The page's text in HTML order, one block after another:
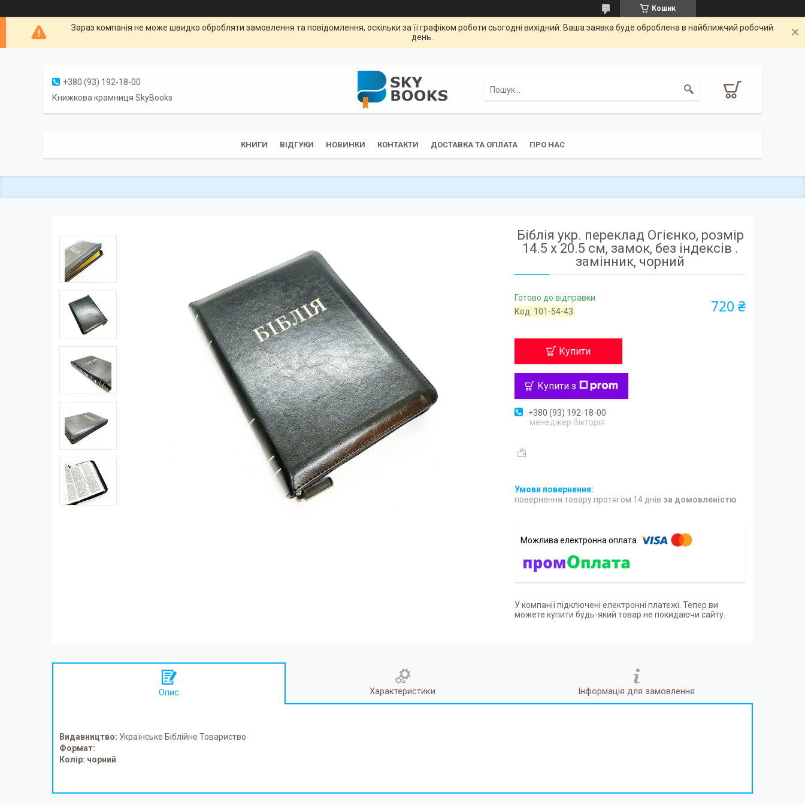
Кошик
Зараз компанія не може швидко обробляти замовлення та повідомлення, оскільки за її графіком роботи сьогодні вихідний. Ваша заявка буде оброблена в найближчий робочий
день.
+380 (93) 192-18-00
Книжкова крамниця SkyBooks
КНИГИ ВІДГУКИ НОВИНКИ КОНТАКТИ ДОСТАВКА ТА ОПЛАТА ПРО НАС
Біблія укр. переклад Огієнко, розмір
14.5 х 20.5 см, замок, без індексів .
замінник, чорний
Готово до відправки
Код: 101-54-43 720 ₴
Купити
Купити з
+380 (93) 192-18-00
менеджер Вікторія
повернення товару протягом 14 днів за домовленістю
У компанії підключені електронні платежі. Тепер ви
можете купити будь-який товар не покидаючи сайту.
Опис Характеристики Інформація для замовлення
Видавництво: Українське Біблійне Товариство
Формат:
Колір: чорний